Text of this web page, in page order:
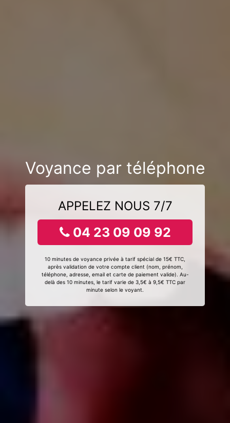
Voyance par téléphone
APPELEZ NOUS 7/7
04 23 09 09 92
10 minutes de voyance privée à tarif spécial de 15€ TTC,
après validation de votre compte client (nom, prénom,
téléphone, adresse, email et carte de paiement valide). Au-
delà des 10 minutes, le tarif varie de 3,5€ à 9,5€ TTC par
minute selon le voyant.